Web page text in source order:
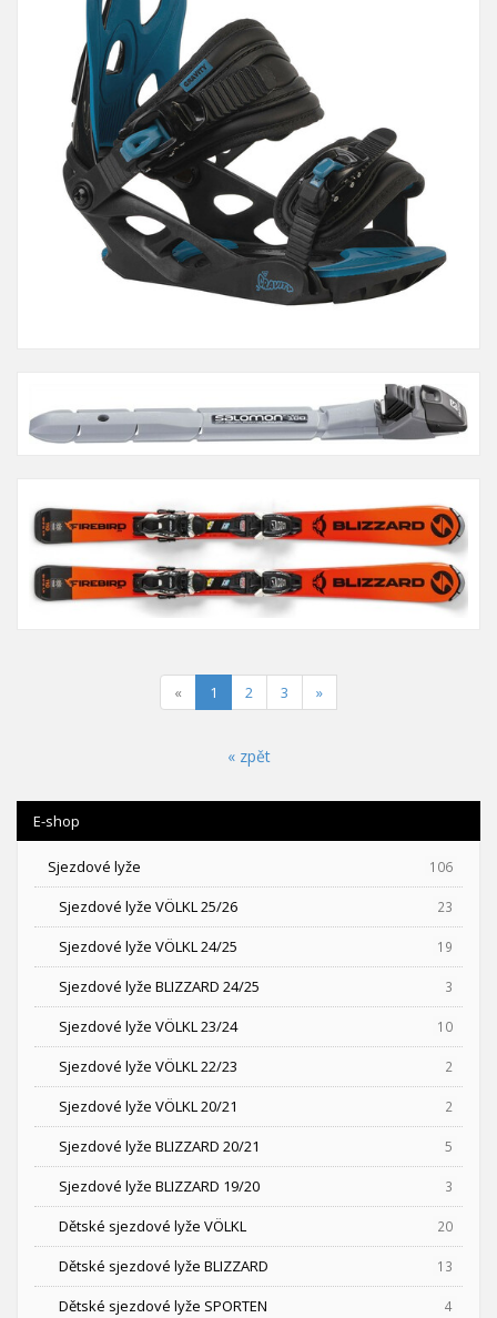
« 1 (current)
2 3 »
« zpět
E-shop
Sjezdové lyže 106
Sjezdové lyže VÖLKL 25/26 23
Sjezdové lyže VÖLKL 24/25 19
Sjezdové lyže BLIZZARD 24/25 3
Sjezdové lyže VÖLKL 23/24 10
Sjezdové lyže VÖLKL 22/23 2
Sjezdové lyže VÖLKL 20/21 2
Sjezdové lyže BLIZZARD 20/21 5
Sjezdové lyže BLIZZARD 19/20 3
Dětské sjezdové lyže VÖLKL 20
Dětské sjezdové lyže BLIZZARD 13
Dětské sjezdové lyže SPORTEN 4